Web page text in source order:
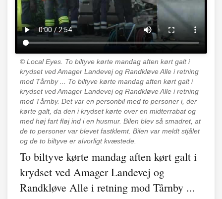
© Local Eyes. To biltyve kørte mandag aften kørt galt i
krydset ved Amager Landevej og Randkløve Alle i retning
mod Tårnby ... To biltyve kørte mandag aften kørt galt i
krydset ved Amager Landevej og Randkløve Alle i retning
mod Tårnby. Det var en personbil med to personer i, der
kørte galt, da den i krydset kørte over en midterrabat og
med høj fart fløj ind i en husmur. Bilen blev så smadret, at
de to personer var blevet fastklemt. Bilen var meldt stjålet
og de to biltyve er alvorligt kvæstede.
To biltyve kørte mandag aften kørt galt i
krydset ved Amager Landevej og
Randkløve Alle i retning mod Tårnby ...